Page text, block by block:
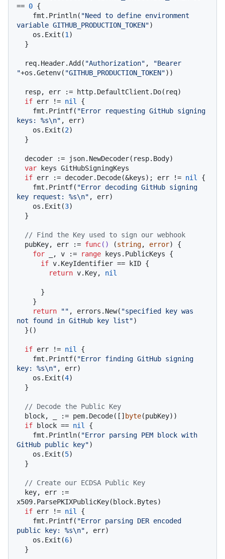
== 0 {
    fmt.Println(
"Need to define environment
variable GITHUB_PRODUCTION_TOKEN")
    os.Exit(
1 )
  req.Header.Add(
"Authorization" ,
"Bearer
"+os.Getenv( "GITHUB_PRODUCTION_TOKEN"))
if err != nil
{
    fmt.Printf(
"Error requesting GitHub signing
keys: %s\n" , err)
    os.Exit(
2)
var keys GitHubSigningKeys
if err := decoder.Decode(&keys); err != nil
{
    fmt.Printf(
"Error decoding GitHub signing
key request: %s\n" , err)
    os.Exit(
3)
// Find the Key used to sign our webhook
  pubKey, err :=
func() (string, error) {
for _, v := range keys.PublicKeys {
if v.KeyIdentifier == kID {
return v.Key, nil
return
"" , errors.New( "specified key was
not found in GitHub key list")
if err != nil
{
    fmt.Printf(
"Error finding GitHub signing
key: %s\n" , err)
    os.Exit(
4)
// Decode the Public Key
  block, _ := pem.Decode([]
byte(pubKey))
if block == nil
{
    fmt.Println(
"Error parsing PEM block with
GitHub public key")
    os.Exit(
5)
// Create our ECDSA Public Key
x509.ParsePKIXPublicKey(block.Bytes)
if err != nil
{
    fmt.Printf(
"Error parsing DER encoded
public key: %s\n" , err)
    os.Exit(
6)